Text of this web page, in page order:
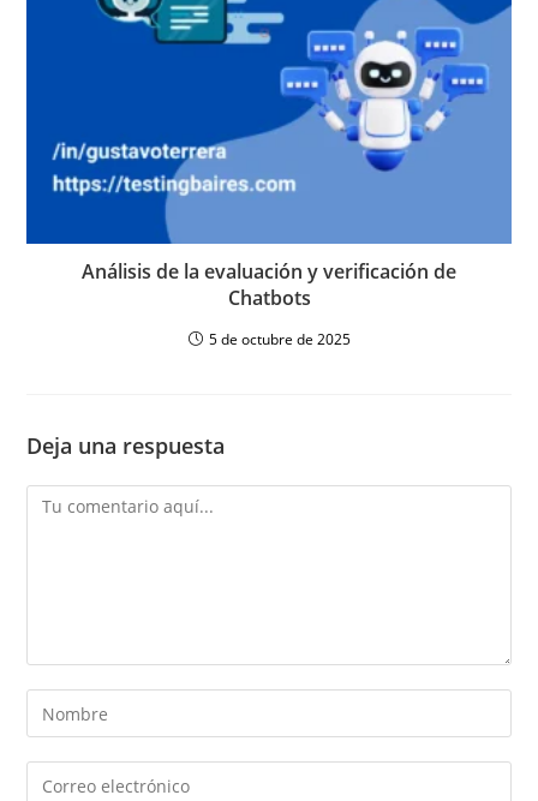
Análisis de la evaluación y verificación de
Chatbots
5 de octubre de 2025
Deja una respuesta